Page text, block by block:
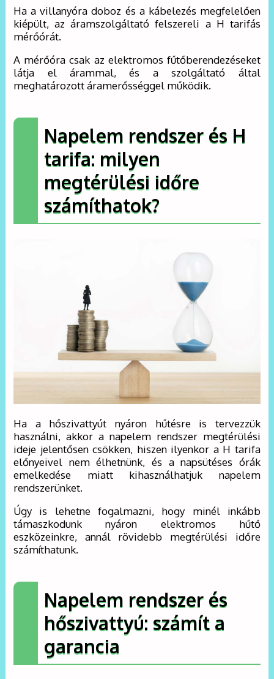
Ha a villanyóra doboz és a kábelezés megfelelően
kiépült, az áramszolgáltató felszereli a H tarifás
mérőórát.
A mérőóra csak az elektromos fűtőberendezéseket
látja el árammal, és a szolgáltató által
meghatározott áramerősséggel működik.
Napelem rendszer és H
tarifa: milyen
megtérülési időre
számíthatok?
Ha a hőszivattyút nyáron hűtésre is tervezzük
használni, akkor a napelem rendszer megtérülési
ideje jelentősen csökken, hiszen ilyenkor a H tarifa
előnyeivel nem élhetnünk, és a napsütéses órák
emelkedése miatt kihasználhatjuk napelem
rendszerünket.
Úgy is lehetne fogalmazni, hogy minél inkább
támaszkodunk nyáron elektromos hűtő
eszközeinkre, annál rövidebb megtérülési időre
számíthatunk.
Napelem rendszer és
hőszivattyú: számít a
garancia